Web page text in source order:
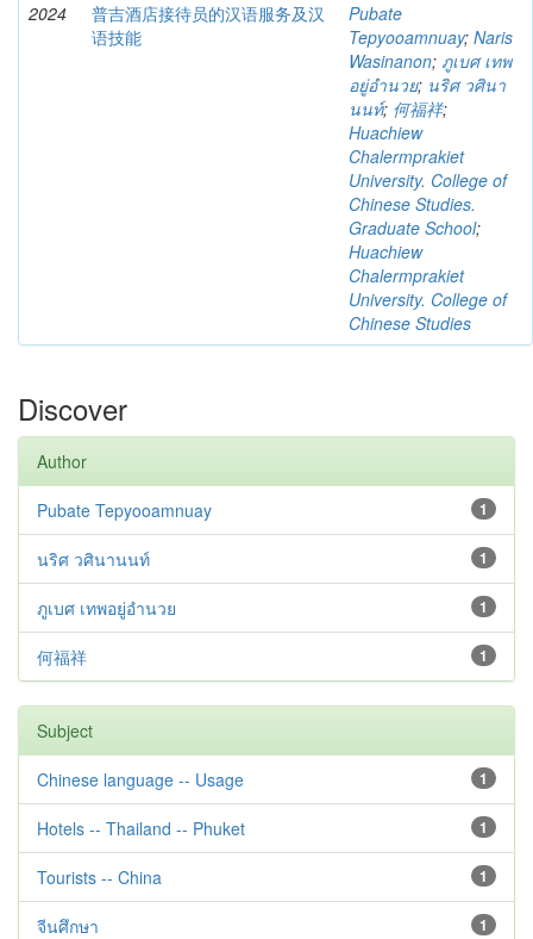
2024
普吉酒店接待员的汉语服务及汉
语技能
Pubate
Tepyooamnuay; Naris
Wasinanon; ภูเบศ เทพ
อยู่อำนวย; นริศ วศินา
นนท์; 何福祥;
Huachiew
Chalermprakiet
University. College of
Chinese Studies.
Graduate School;
Huachiew
Chalermprakiet
University. College of
Chinese Studies
Discover
Author
1
Pubate Tepyooamnuay
1
นริศ วศินานนท์
1
ภูเบศ เทพอยู่อำนวย
1
何福祥
Subject
1
Chinese language -- Usage
1
Hotels -- Thailand -- Phuket
1
Tourists -- China
1
จีนศึกษา